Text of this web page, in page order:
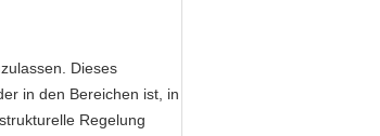
Dieses
in den Bereichen ist, in
Regelung